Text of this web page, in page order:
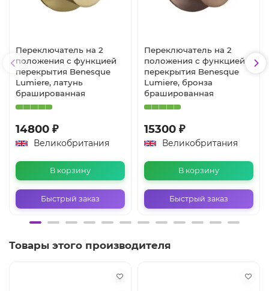
Переключатель на 2
положения с функцией
перекрытия Benesque
Lumiere, латунь
брашированная
14800 ₽
Великобритания
В корзину
Быстрый заказ
Переключатель на 2
положения с функцией
перекрытия Benesque
Lumiere, бронза
брашированная
15300 ₽
Великобритания
В корзину
Быстрый заказ
Товары этого производителя